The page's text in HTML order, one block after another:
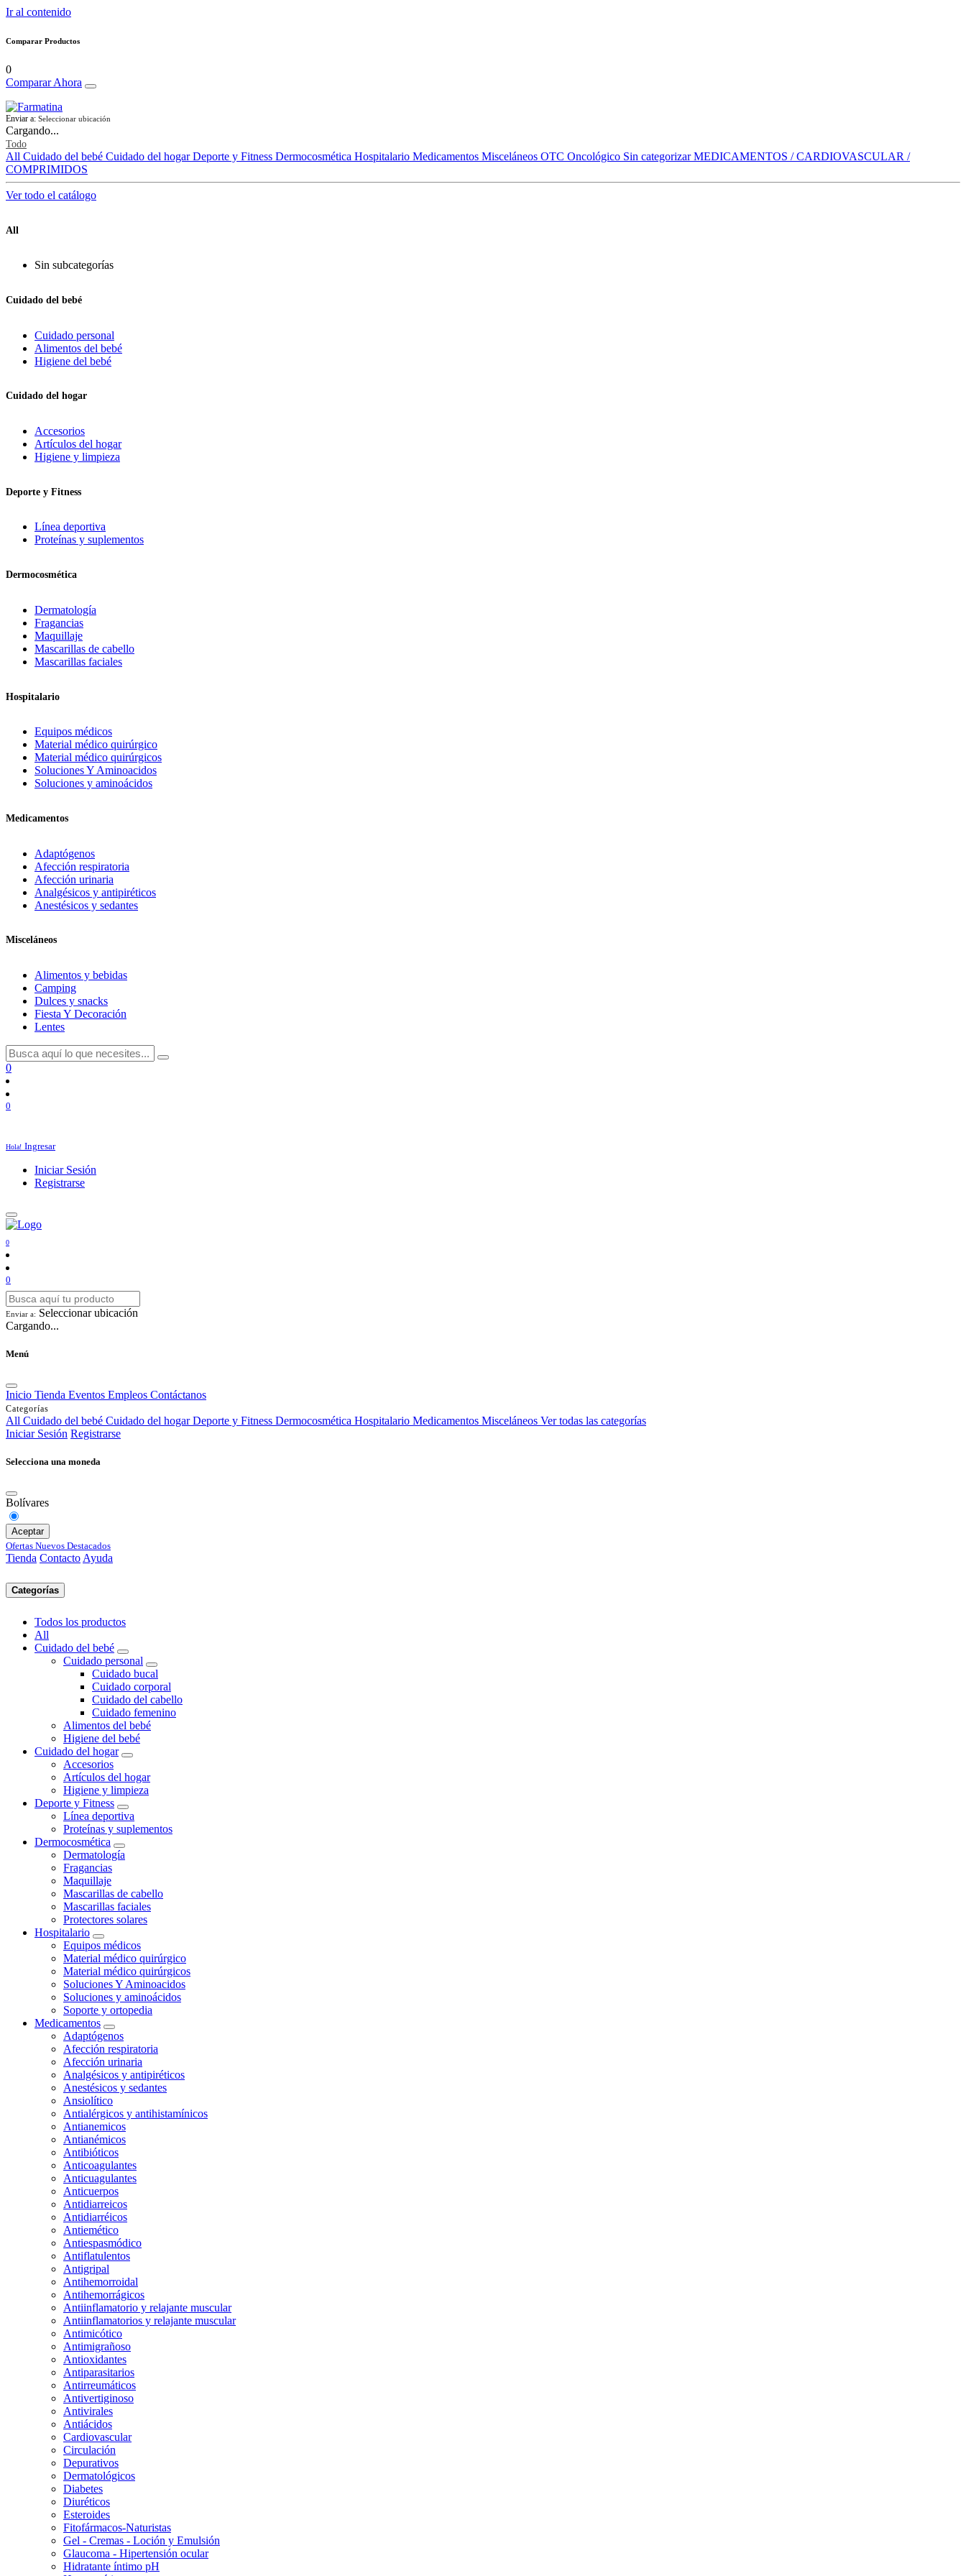
Ir al contenido
Comparar Productos
0
Comparar Ahora
Enviar a: Seleccionar ubicación
Cargando...
Todo
All Cuidado del bebé Cuidado del hogar Deporte y Fitness Dermocosmética Hospitalario Medicamentos Misceláneos OTC Oncológico Sin categorizar MEDICAMENTOS / CARDIOVASCULAR /
COMPRIMIDOS
Ver todo el catálogo
All
Sin subcategorías
Cuidado del bebé
Cuidado personal
Alimentos del bebé
Higiene del bebé
Cuidado del hogar
Accesorios
Artículos del hogar
Higiene y limpieza
Deporte y Fitness
Línea deportiva
Proteínas y suplementos
Dermocosmética
Dermatología
Fragancias
Maquillaje
Mascarillas de cabello
Mascarillas faciales
Hospitalario
Equipos médicos
Material médico quirúrgico
Material médico quirúrgicos
Soluciones Y Aminoacidos
Soluciones y aminoácidos
Medicamentos
Adaptógenos
Afección respiratoria
Afección urinaria
Analgésicos y antipiréticos
Anestésicos y sedantes
Misceláneos
Alimentos y bebidas
Camping
Dulces y snacks
Fiesta Y Decoración
Lentes
0
0
Hola! Ingresar
Iniciar Sesión
Registrarse
0
0
Enviar a: Seleccionar ubicación
Cargando...
Menú
Inicio Tienda Eventos Empleos Contáctanos
Categorías
All Cuidado del bebé Cuidado del hogar Deporte y Fitness Dermocosmética Hospitalario Medicamentos Misceláneos Ver todas las categorías
Iniciar Sesión Registrarse
Selecciona una moneda
Bolívares
Aceptar
Ofertas Nuevos Destacados
Tienda Contacto Ayuda
Categorías
Todos los productos
All
Cuidado del bebé
Cuidado personal
Cuidado bucal
Cuidado corporal
Cuidado del cabello
Cuidado femenino
Alimentos del bebé
Higiene del bebé
Cuidado del hogar
Accesorios
Artículos del hogar
Higiene y limpieza
Deporte y Fitness
Línea deportiva
Proteínas y suplementos
Dermocosmética
Dermatología
Fragancias
Maquillaje
Mascarillas de cabello
Mascarillas faciales
Protectores solares
Hospitalario
Equipos médicos
Material médico quirúrgico
Material médico quirúrgicos
Soluciones Y Aminoacidos
Soluciones y aminoácidos
Soporte y ortopedia
Medicamentos
Adaptógenos
Afección respiratoria
Afección urinaria
Analgésicos y antipiréticos
Anestésicos y sedantes
Ansiolítico
Antialérgicos y antihistamínicos
Antianemicos
Antianémicos
Antibióticos
Anticoagulantes
Anticuagulantes
Anticuerpos
Antidiarreicos
Antidiarréicos
Antiemético
Antiespasmódico
Antiflatulentos
Antigripal
Antihemorroidal
Antihemorrágicos
Antiinflamatorio y relajante muscular
Antiinflamatorios y relajante muscular
Antimicótico
Antimigrañoso
Antioxidantes
Antiparasitarios
Antirreumáticos
Antivertiginoso
Antivirales
Antiácidos
Cardiovascular
Circulación
Depurativos
Dermatológicos
Diabetes
Diuréticos
Esteroides
Fitofármacos-Naturistas
Gel - Cremas - Loción y Emulsión
Glaucoma - Hipertensión ocular
Hidratante íntimo pH